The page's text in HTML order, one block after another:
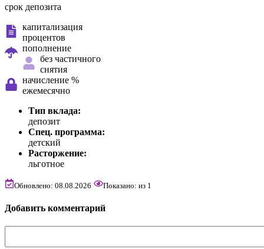
срок депозита
капитализация
процентов
пополнение
без частичного
снятия
начисление %
ежемесячно
Тип вклада:
депозит
Спец. программа:
детский
Расторжение:
льготное
Обновлено: 08.08.2026 Показано: из 1
Добавить комментарий